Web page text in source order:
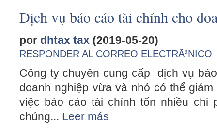
Dịch vụ báo cáo tài chính cho
por dhtax tax (2019-05-20)
RESPONDER AL CORREO ELECTRÃ³NICO
Công ty chuyên cung cấp dịch vụ
doanh nghiệp vừa và nhỏ có thể
việc báo cáo tài chính tốn nhiều chi
chúng... Leer más